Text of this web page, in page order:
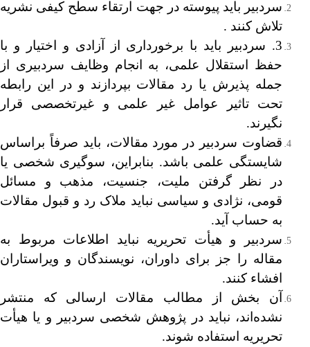
سردبیر باید پیوسته در جهت ارتقاء سطح کیفی نشریه
تلاش کنند .
3. سردبیر باید با برخورداری از آزادی و اختیار و با
حفظ استقلال علمی، به انجام وظایف سردبیری از
جمله پذیرش یا رد مقالات بپردازند و در این رابطه
تحت تاثیر عوامل غیر علمی و غیرتخصصی قرار
نگیرند.
قضاوت سردبیر در مورد مقالات، باید صرفاً براساس
شایستگی علمی باشد. بنابراین، سوگیری شخصی یا
در نظر گرفتن ملیت، جنسیت، مذهب و مسائل
قومی، نژادی و سیاسی نباید ملاک رد و قبول مقالات
به حساب ‌آید.
سردبیر و هیأت تحریریه نباید اطلاعات مربوط به
مقاله را جز برای داوران، نویسندگان و ویراستاران
افشاء کنند.
آن بخش از مطالب مقالات ارسالی که منتشر
نشده‌اند، نباید در پژوهش شخصی سردبیر و یا هیأت
تحریریه استفاده شوند.